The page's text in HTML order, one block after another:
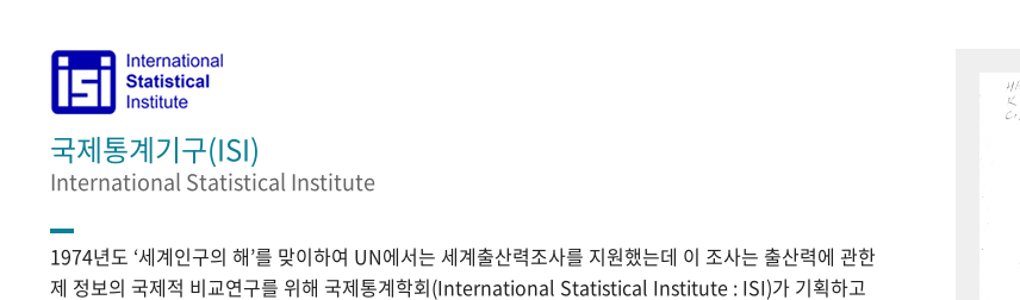
국제통계기구(ISI)
International Statistical Institute
1974년도 ‘세계인구의 해’를 맞이하여 UN에서는 세계출산력조사를 지원했는데 이 조사는 출산력에 관한
제 정보의 국제적 비교연구를 위해 국제통계학회(International Statistical Institute : ISI)가 기획하고